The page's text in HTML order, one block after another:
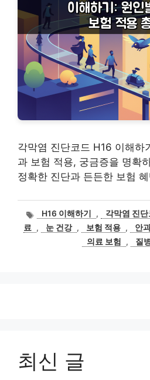
각막염 진단코드 H16 이해하
과 보험 적용, 궁금증을 명확
정확한 진단과 든든한 보험
태H16 이해하기 , 각막염 진
료
, 눈 건강 , 보험 적용 , 안
의료 보험
, 질
최신 글